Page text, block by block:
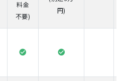
料金
不要)
円)